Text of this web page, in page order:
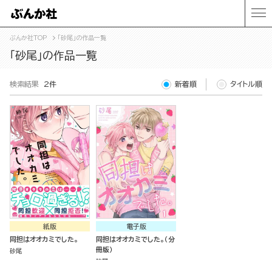
ぶんか社TOP 「砂尾」の作品一覧
「砂尾」の作品一覧
検索結果 2件 新着順 タイトル順
紙版
同担はオオカミでした。
砂尾
電子版
同担はオオカミでした。（分
冊版）